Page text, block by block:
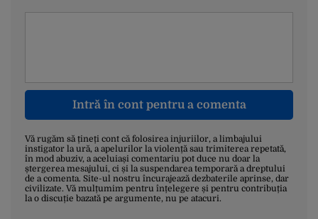
Intră în cont pentru a comenta
Vă rugăm să țineți cont că folosirea injuriilor, a limbajului
instigator la ură, a apelurilor la violență sau trimiterea repetată,
în mod abuziv, a aceluiași comentariu pot duce nu doar la
ștergerea mesajului, ci și la suspendarea temporară a dreptului
de a comenta. Site-ul nostru încurajează dezbaterile aprinse, dar
civilizate. Vă mulțumim pentru înțelegere și pentru contribuția
la o discuție bazată pe argumente, nu pe atacuri.